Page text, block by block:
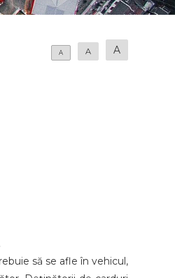
A A A
să se afle în vehicul,